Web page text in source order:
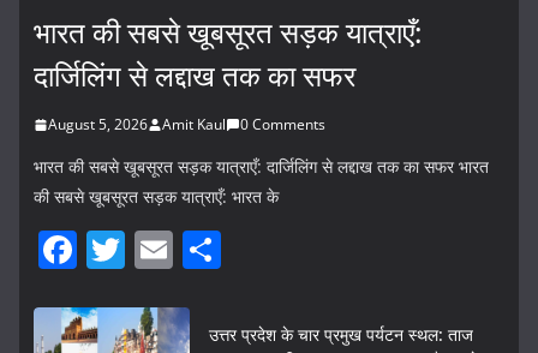
भारत की सबसे खूबसूरत सड़क यात्राएँ:
दार्जिलिंग से लद्दाख तक का सफर
August 5, 2026 Amit Kaul 0 Comments
भारत की सबसे खूबसूरत सड़क यात्राएँ: दार्जिलिंग से लद्दाख तक का सफर भारत
की सबसे खूबसूरत सड़क यात्राएँ: भारत के
F
c
T
itt
E
ai ar
उत्तर प्रदेश के चार प्रमुख पर्यटन स्थल: ताज